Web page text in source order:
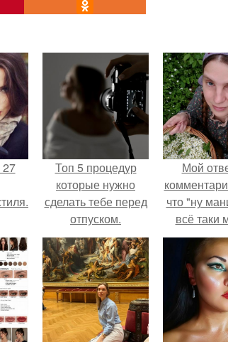
Топ 5 процедур
которые нужно
сделать тебе перед
отпуском.
Мой
что "ну
всё таки
было бы